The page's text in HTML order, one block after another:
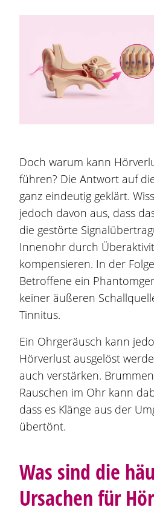
Doch warum kann
führen? Die Antwort auf
ganz eindeutig geklärt.
jedoch davon aus, dass
die gestörte
Innenohr durch
kompensieren. In der
Betroffene ein
keiner äußeren
Tinnitus.
Ein Ohrgeräusch kann
Hörverlust ausgelöst
auch verstärken.
Rauschen im Ohr kann
dass es Klänge aus der
übertönt.
Was sind die
Ursachen für